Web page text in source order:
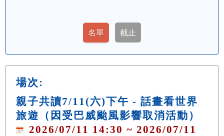
場次:
親子共讀7/11(六)下午 - 話畫看世界
旅遊（因受巴威颱風影響取消活動）
2026/07/11 14:30 ~ 2026/07/11